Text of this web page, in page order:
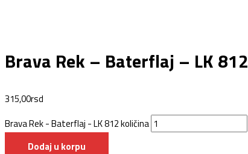
Brava Rek – Baterflaj – LK 812
315,00rsd
Brava Rek - Baterflaj - LK 812 količina
Dodaj u korpu